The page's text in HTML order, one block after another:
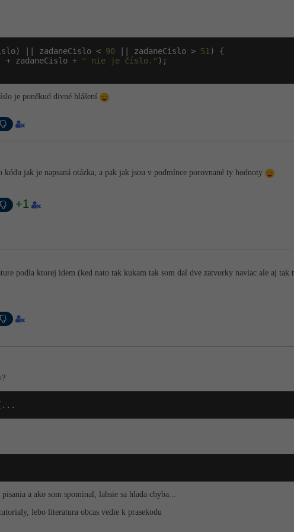
|| zadaneCislo < 90 || zadaneCislo > 51 ) {
+ zadaneCislo + " nie je číslo." );
je poněkud divné hlášení
jak je napsaná otázka, a pak jak jsou v podmínce porovnané ty hodnoty
+1
podla ktorej idem (ked nato tak kukam tak som dal dve zatvorky naviac ale aj tak
a ako som spominal, lahsie sa hlada chyba...
lebo literatura obcas vedie k prasekodu